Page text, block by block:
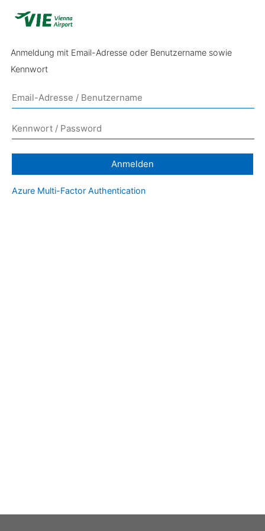
Anmeldung mit Email-Adresse oder Benutzername sowie
Kennwort
Anmelden
Azure Multi-Factor Authentication